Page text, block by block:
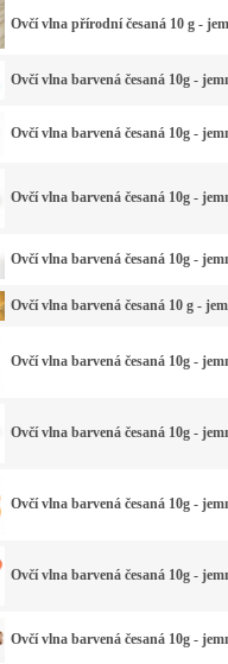
Ovčí vlna přírodní česaná 10 g -
Ovčí vlna barvená česaná 10g -
Ovčí vlna barvená česaná 10g -
Ovčí vlna barvená česaná 10g -
Ovčí vlna barvená česaná 10g -
Ovčí vlna barvená česaná 10 g -
Ovčí vlna barvená česaná 10g -
Ovčí vlna barvená česaná 10g -
Ovčí vlna barvená česaná 10g -
Ovčí vlna barvená česaná 10g -
Ovčí vlna barvená česaná 10g -